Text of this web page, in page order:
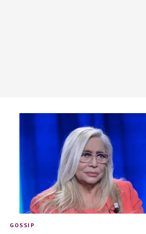
GOSSIP